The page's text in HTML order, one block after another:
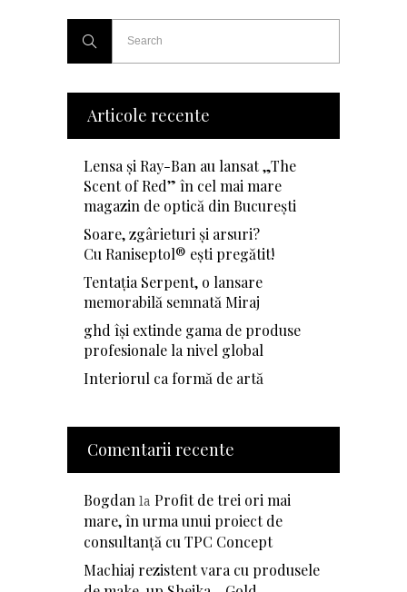
Articole recente
Lensa și Ray-Ban au lansat „The
Scent of Red” în cel mai mare
magazin de optică din București
Soare, zgârieturi și arsuri?
Cu Raniseptol® ești pregătit!
Tentația Serpent, o lansare
memorabilă semnată Miraj
ghd își extinde gama de produse
profesionale la nivel global
Interiorul ca formă de artă
Comentarii recente
Bogdan la Profit de trei ori mai
mare, în urma unui proiect de
consultanță cu TPC Concept
Machiaj rezistent vara cu produsele